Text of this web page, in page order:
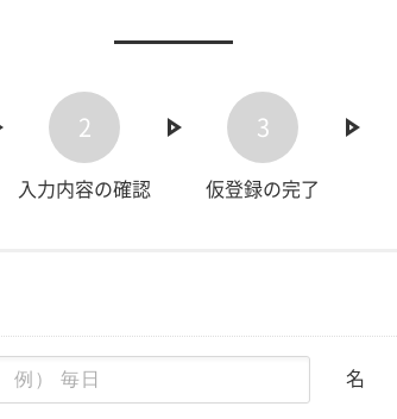
2
入力内容の確認
3
仮登録の完了
名